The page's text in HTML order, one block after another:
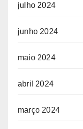
julho 2024
junho 2024
maio 2024
abril 2024
março 2024